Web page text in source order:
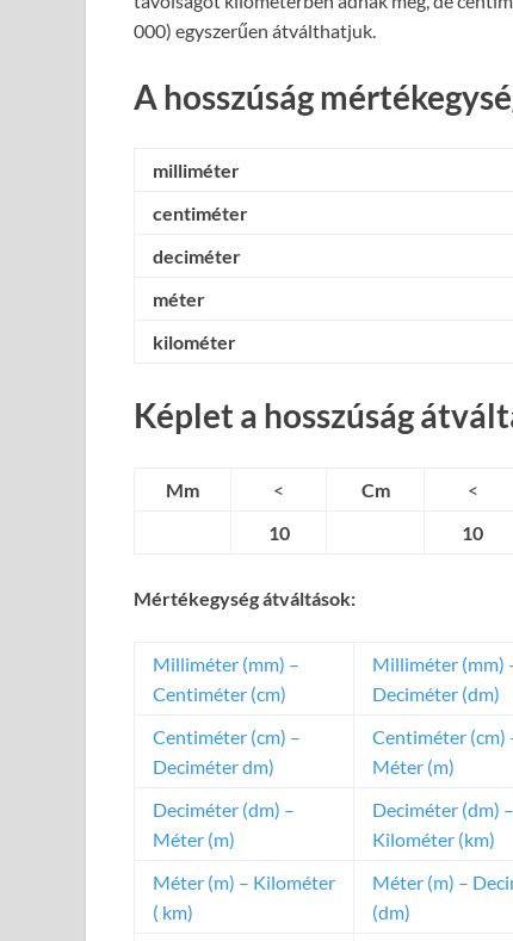
000) egyszerűen átválthatjuk.
A hosszúság
milliméter
centiméter
deciméter
méter
kilométer
Képlet a hosszúság
Mm < Cm <
10
10
Mértékegység átváltások:
Milliméter (mm) –
Centiméter (cm)
Milliméter (mm)
Deciméter (dm)
Centiméter (cm) –
Deciméter dm)
Centiméter (cm)
Méter (m)
Deciméter (dm) –
Méter (m)
Deciméter (dm) –
Kilométer (km)
Méter (m) – Kilométer
( km)
Méter (m) –
(dm)